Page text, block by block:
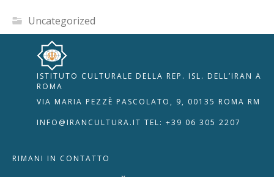
Uncategorized
ISTITUTO CULTURALE DELLA REP. ISL. DELL’IRAN A
ROMA
VIA MARIA PEZZÈ PASCOLATO, 9, 00135 ROMA RM
INFO@IRANCULTURA.IT TEL: +39 06 305 2207
RIMANI IN CONTATTO
RIPRISTINA 🇮🇹 🇬🇧